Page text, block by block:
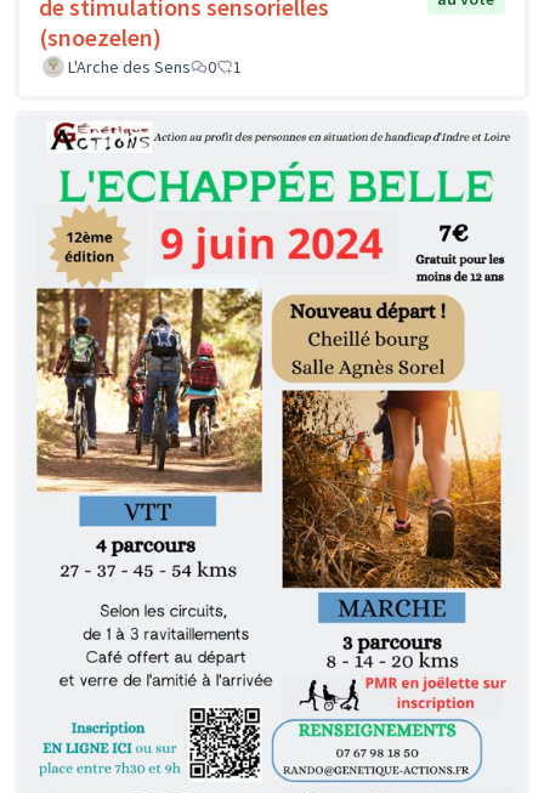
de stimulations sensorielles
(snoezelen)
L'Arche des Sens 0 1